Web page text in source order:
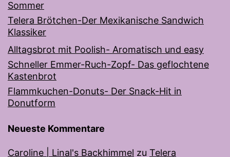
Sommer
Telera Brötchen-Der Mexikanische Sandwich
Klassiker
Alltagsbrot mit Poolish- Aromatisch und easy
Schneller Emmer-Ruch-Zopf- Das geflochtene
Kastenbrot
Flammkuchen-Donuts- Der Snack-Hit in
Donutform
Neueste Kommentare
Caroline | Linal's Backhimmel zu Telera